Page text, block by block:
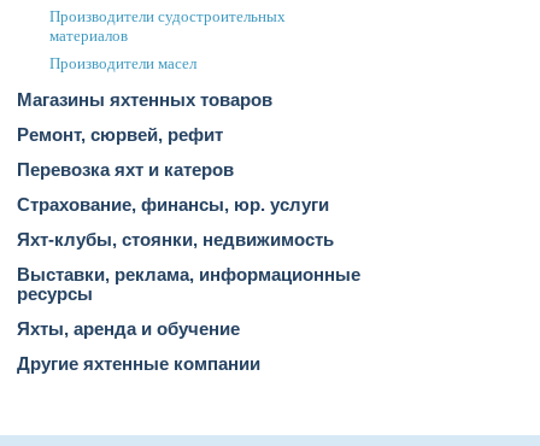
Производители судостроительных
материалов
Производители масел
Магазины яхтенных товаров
Ремонт, сюрвей, рефит
Перевозка яхт и катеров
Страхование, финансы, юр. услуги
Яхт-клубы, стоянки, недвижимость
Выставки, реклама, информационные
ресурсы
Яхты, аренда и обучение
Другие яхтенные компании